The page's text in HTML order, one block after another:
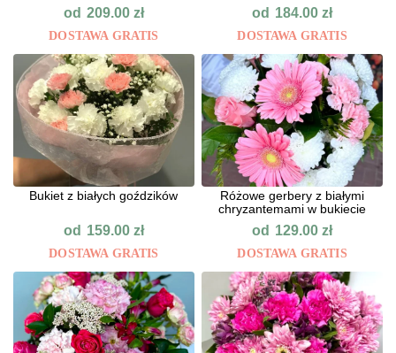
od 209.00 zł
DOSTAWA GRATIS
od 184.00zł
DOSTAWA GRATIS
Bukiet z białych goździków
od 159.00 zł
DOSTAWA GRATIS
Różowe gerbery z białymi
chryzantemami w bukiecie
od 129.00zł
DOSTAWA GRATIS